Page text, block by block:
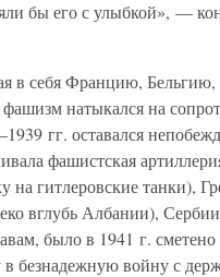
бы его с улыбкой», —
в себя Францию,
натыкался на
гг. оставался
фашистская
на гитлеровские танки),
вглубь Албании), Сербии
было в 1941 г. сметено
безнадежную войну с